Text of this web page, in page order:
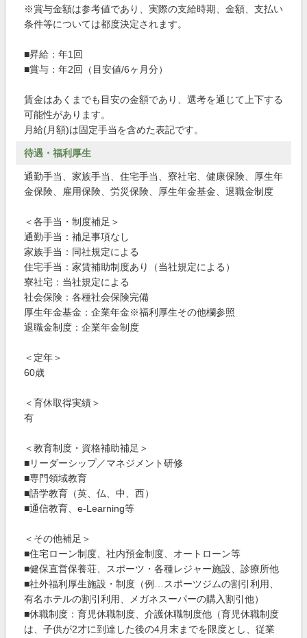
※賞与金額は参考値であり、実際の支給時期、金額、支払い
条件等については都度決定されます。
■昇給：年1回
■賞与：年2回（目安値/6ヶ月分）
賃金はあくまでも目安の金額であり、選考を通じて上下する
可能性があります。
月給(月額)は固定手当を含めた表記です。
待遇・福利厚生
通勤手当、家族手当、住宅手当、寮社宅、健康保険、厚生年
金保険、雇用保険、労災保険、厚生年金基金、退職金制度
＜各手当・制度補足＞
通勤手当：補足事項なし
家族手当：同社規定による
住宅手当：家賃補助制度あり（当社規定による）
寮社宅：当社規定による
社会保険：各種社会保険完備
厚生年金基金：企業年金※福利厚生その他欄参照
退職金制度：企業年金制度
＜定年＞
60歳
＜育休取得実績＞
有
＜教育制度・資格補助補足＞
■リーダーシップ／マネジメント研修
■専門領域教育
■語学教育（英、仏、中、西）
■通信教育、e-Learning等
＜その他補足＞
■住宅ローン制度、社内預金制度、オートローン等
■健保直営保養荘、スポーツ・各種レジャー施設、診療所他
■社外福利厚生施設・制度（例…スポーツジムの割引利用、
有名ホテルの割引利用、メガネスーパーの購入割引他）
■休職制度：育児休職制度、介護休職制度他（育児休職制度
は、子供が2才に到達した後の4月末までを限度とし、従業